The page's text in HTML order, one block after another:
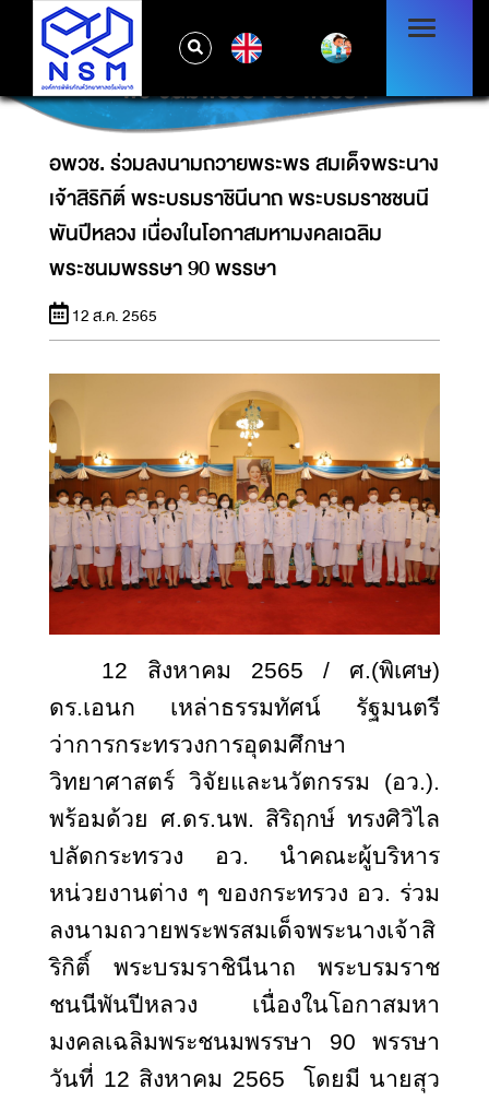
อพวช. ร่วมลงนามถวายพระพร สมเด็จพระนาง
เจ้าสิริกิติ์ พระบรมราชินีนาถ พระบรมราชชนนี
พันปีหลวง เนื่องในโอกาสมหามงคลเฉลิม
พระชนมพรรษา 90 พรรษา
อพวช. ร่วมลงนามถวายพระพร สมเด็จพระนาง
เจ้าสิริกิติ์ พระบรมราชินีนาถ พระบรมราชชนนี
พันปีหลวง เนื่องในโอกาสมหามงคลเฉลิม
พระชนมพรรษา 90 พรรษา
12 ส.ค. 2565
12 สิงหาคม 2565 / ศ.(พิเศษ)
ดร.เอนก เหล่าธรรมทัศน์ รัฐมนตรี
ว่าการกระทรวงการอุดมศึกษา
วิทยาศาสตร์ วิจัยและนวัตกรรม (อว.).
พร้อมด้วย ศ.ดร.นพ. สิริฤกษ์ ทรงศิวิไล
ปลัดกระทรวง อว. นำคณะผู้บริหาร
หน่วยงานต่าง ๆ ของกระทรวง อว. ร่วม
ลงนามถวายพระพรสมเด็จพระนางเจ้าสิ
ริกิติ์ พระบรมราชินีนาถ พระบรมราช
ชนนีพันปีหลวง เนื่องในโอกาสมหา
มงคลเฉลิมพระชนมพรรษา 90 พรรษา
วันที่ 12 สิงหาคม 2565 โดยมี นายสุว